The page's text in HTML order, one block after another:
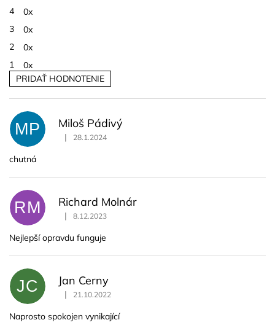
4
0x
3
0x
2
0x
1
0x
PRIDAŤ HODNOTENIE
ý
p
i
s
o
d
o
t
e
n
í
MP Miloš Pádivý
Hodnotenie produktu je 5 z 5 hviezdičiek.
| 28.1.2024
chutná
RM Richard Molnár
Hodnotenie produktu je 5 z 5 hviezdičiek.
| 8.12.2023
Nejlepší opravdu funguje
JC Jan Cerny
Hodnotenie produktu je 5 z 5 hviezdičiek.
| 21.10.2022
Naprosto spokojen vynikající